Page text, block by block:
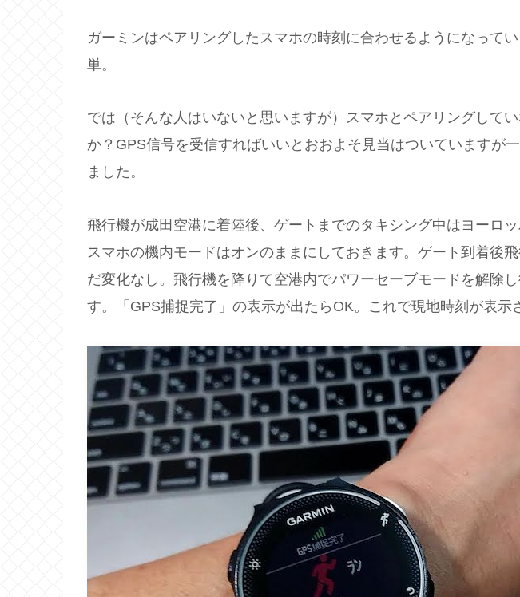
ガーミンはペアリングしたスマホの時刻に合わせるようになって
単。
では（そんな人はいないと思いますが）スマホとペアリングして
か？GPS信号を受信すればいいとおおよそ見当はついていますが
ました。
飛行機が成田空港に着陸後、ゲートまでのタキシング中はヨーロ
スマホの機内モードはオンのままにしておきます。ゲート到着後
だ変化なし。飛行機を降りて空港内でパワーセーブモードを解除
す。「GPS捕捉完了」の表示が出たらOK。これで現地時刻が表示